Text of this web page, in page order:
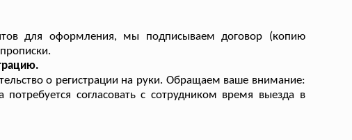
для оформления, мы подписываем договор (копию
о регистрации на руки. Обращаем ваше внимание:
согласовать с сотрудником время выезда в